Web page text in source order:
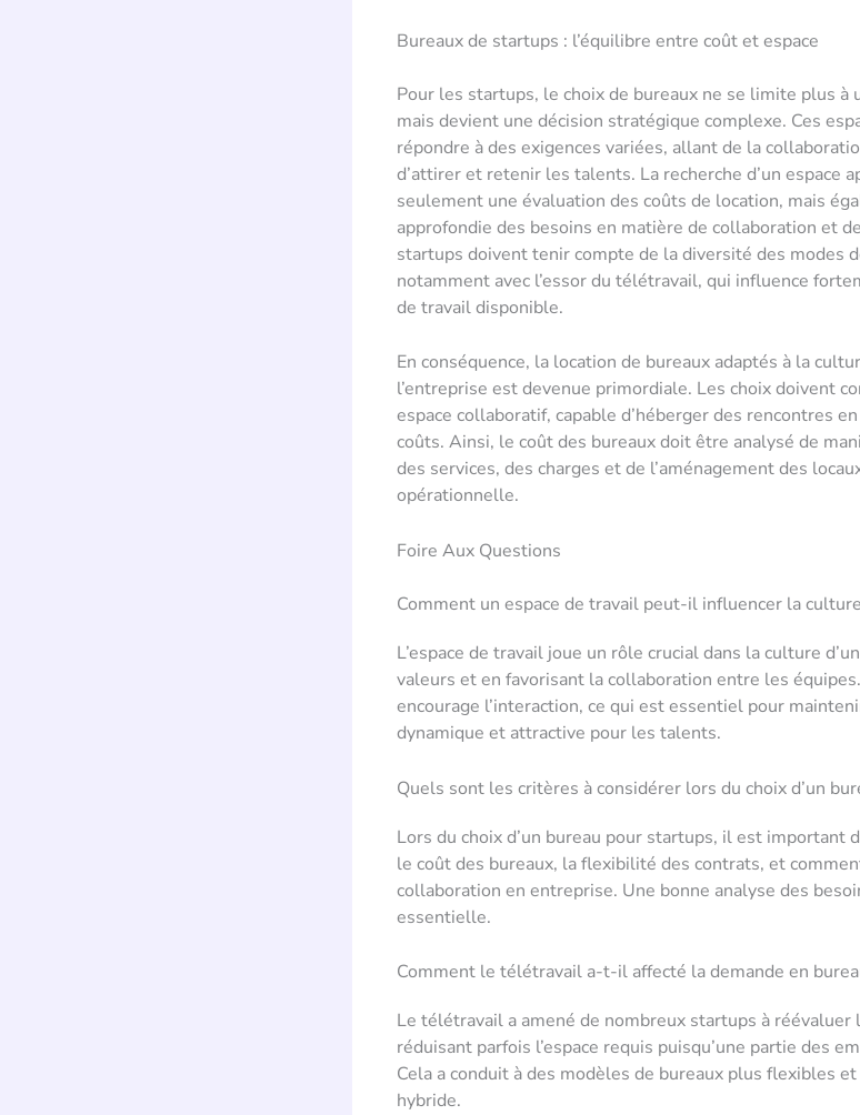
Bureaux de startups : l’équilibre entre coût et espace
Pour les startups, le choix de bureaux ne se limite plus à
mais devient une décision stratégique complexe. Ces
répondre à des exigences variées, allant de la
d’attirer et retenir les talents. La recherche d’un espace
seulement une évaluation des coûts de location, mais
approfondie des besoins en matière de collaboration et
startups doivent tenir compte de la diversité des modes
notamment avec l’essor du télétravail, qui influence
de travail disponible.
En conséquence, la location de bureaux adaptés à la
l’entreprise est devenue primordiale. Les choix doivent
espace collaboratif, capable d’héberger des rencontres
coûts. Ainsi, le coût des bureaux doit être analysé de
des services, des charges et de l’aménagement des
opérationnelle.
Foire Aux Questions
Comment un espace de travail peut-il influencer la
L’espace de travail joue un rôle crucial dans la culture
valeurs et en favorisant la collaboration entre les
encourage l’interaction, ce qui est essentiel pour
dynamique et attractive pour les talents.
Quels sont les critères à considérer lors du choix d’un
Lors du choix d’un bureau pour startups, il est important
le coût des bureaux, la flexibilité des contrats, et
collaboration en entreprise. Une bonne analyse des
essentielle.
Comment le télétravail a-t-il affecté la demande en
Le télétravail a amené de nombreux startups à réévaluer
réduisant parfois l’espace requis puisqu’une partie des
Cela a conduit à des modèles de bureaux plus flexibles
hybride.